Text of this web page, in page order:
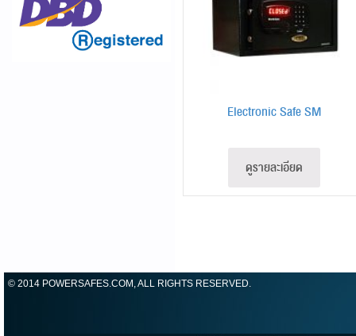
Electronic Safe SM
ดูรายละเอียด
© 2014 POWERSAFES.COM, ALL RIGHTS RESERVED.